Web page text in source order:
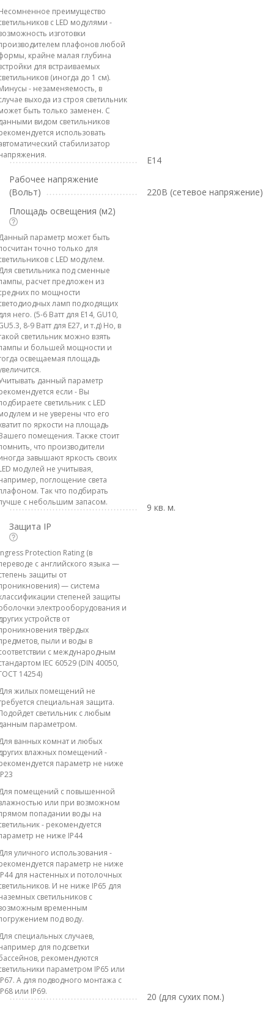
преимущество
с LED модулями -
изготовки
плафонов любой
крайне малая глубина
для встраиваемых
(иногда до 1 см).
- незаменяемость, в
выхода из строя светильник
быть только заменен. С
видом светильников
использовать
стабилизатор
E14
Рабочее напряжение
(Вольт)
220В (сетевое напряжение)
Площадь освещения (м2)
параметр может быть
точно только для
с LED модулем.
светильника под сменные
расчет предложен из
по мощности
ламп подходящих
него. (5-6 Ватт для E14, GU10,
8-9 Ватт для E27, и т.д) Но, в
светильник можно взять
и большей мощности и
освещаемая площадь
данный параметр
если - Вы
светильник с LED
и не уверены что его
по яркости на площадь
помещения. Также стоит
что производители
завышают яркость своих
модулей не учитывая,
поглощение света
Так что подбирать
с небольшим запасом.
9 кв. м.
Защита IP
Protection Rating (в
с английского языка —
защиты от
— система
степеней защиты
электрооборудования и
устройств от
твёрдых
пыли и воды в
с международным
IEC 60529 (DIN 40050,
14254)
жилых помещений не
специальная защита.
светильник с любым
параметром.
ванных комнат и любых
влажных помещений -
параметр не ниже
помещений с повышенной
или при возможном
попадании воды на
- рекомендуется
не ниже IP44
уличного использования -
параметр не ниже
для настенных и потолочных
И не ниже IP65 для
светильников с
временным
под воду.
специальных случаев,
для подсветки
рекомендуются
параметром IP65 или
А для подводного монтажа с
или IP69.
20 (для сухих пом.)